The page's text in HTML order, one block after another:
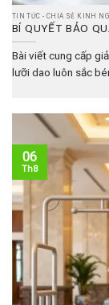
TIN TỨC - CHIA SẺ KINH
BÍ QUYẾT BẢO
Bài viết cung cấp
lưỡi dao luôn sắc
06
Th8